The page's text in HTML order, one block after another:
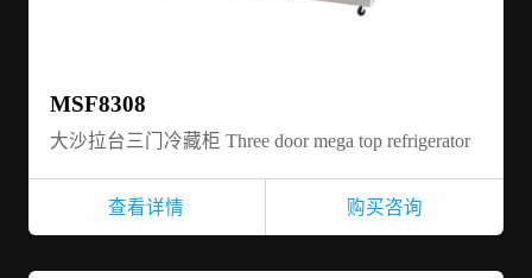
MSF8308
大沙拉台三门冷藏柜 Three door mega top refrigerator
查看详情 购买咨询